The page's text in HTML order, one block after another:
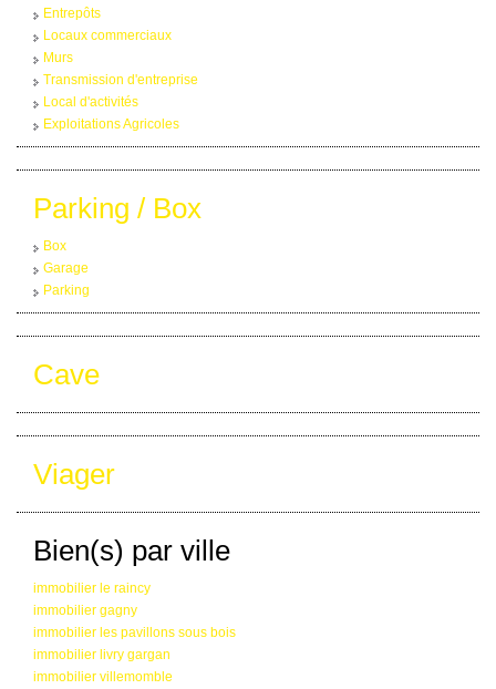
Entrepôts
Locaux commerciaux
Murs
Transmission d'entreprise
Local d'activités
Exploitations Agricoles
Parking / Box
Box
Garage
Parking
Cave
Viager
Bien(s) par ville
immobilier le raincy
immobilier gagny
immobilier les pavillons sous bois
immobilier livry gargan
immobilier villemomble